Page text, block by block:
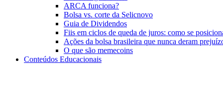
ARCA funciona?
Bolsa vs. corte da Selicnovo
Guia de Dividendos
Fiis em ciclos de queda de juros: como se
Ações da bolsa brasileira que nunca deram
O que são memecoins
Conteúdos Educacionais